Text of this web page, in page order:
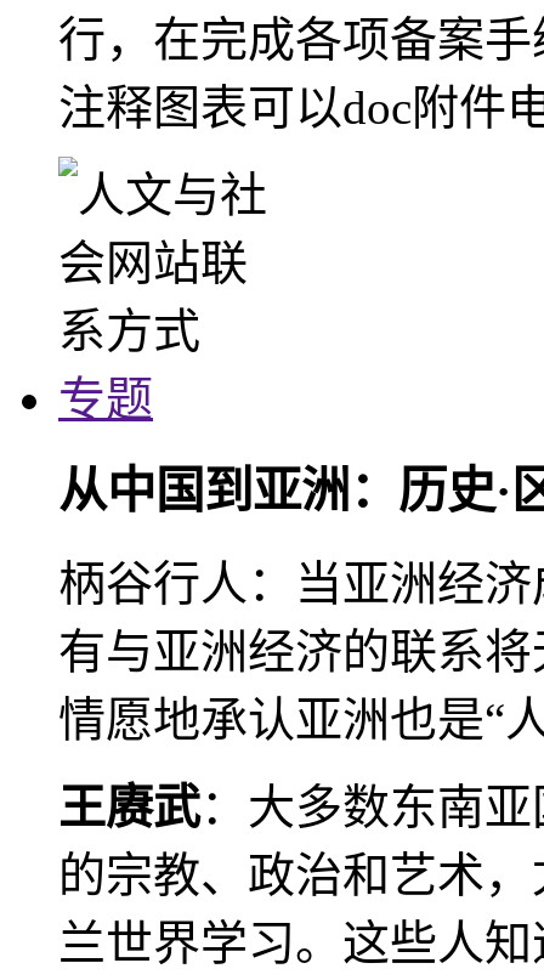
行，在完成各项备案
注释图表可以doc附件
专题
从中国到亚洲：历史·
柄谷行人：当亚洲经
有与亚洲经济的联系
情愿地承认亚洲也是“
王赓武：大多数东南
的宗教、政治和艺术
兰世界学习。这些人